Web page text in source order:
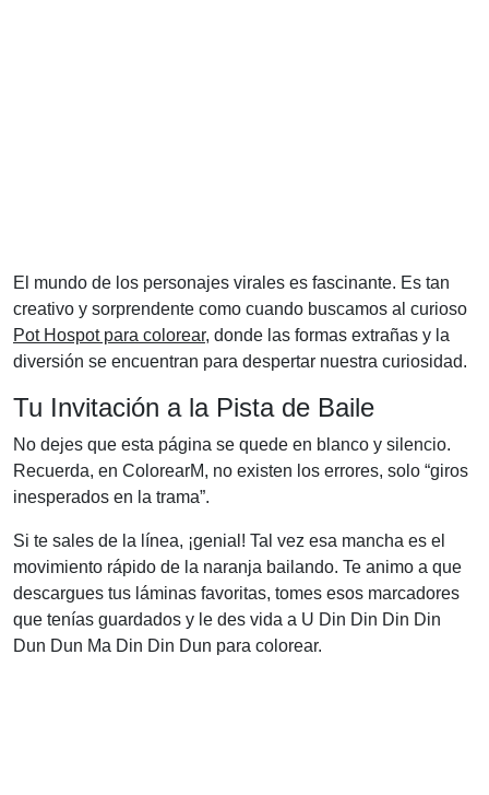
El mundo de los personajes virales es fascinante. Es tan
creativo y sorprendente como cuando buscamos al curioso
Pot Hospot para colorear, donde las formas extrañas y la
diversión se encuentran para despertar nuestra curiosidad.
Tu Invitación a la Pista de Baile
No dejes que esta página se quede en blanco y silencio.
Recuerda, en ColorearM, no existen los errores, solo “giros
inesperados en la trama”.
Si te sales de la línea, ¡genial! Tal vez esa mancha es el
movimiento rápido de la naranja bailando. Te animo a que
descargues tus láminas favoritas, tomes esos marcadores
que tenías guardados y le des vida a U Din Din Din Din
Dun Dun Ma Din Din Dun para colorear.